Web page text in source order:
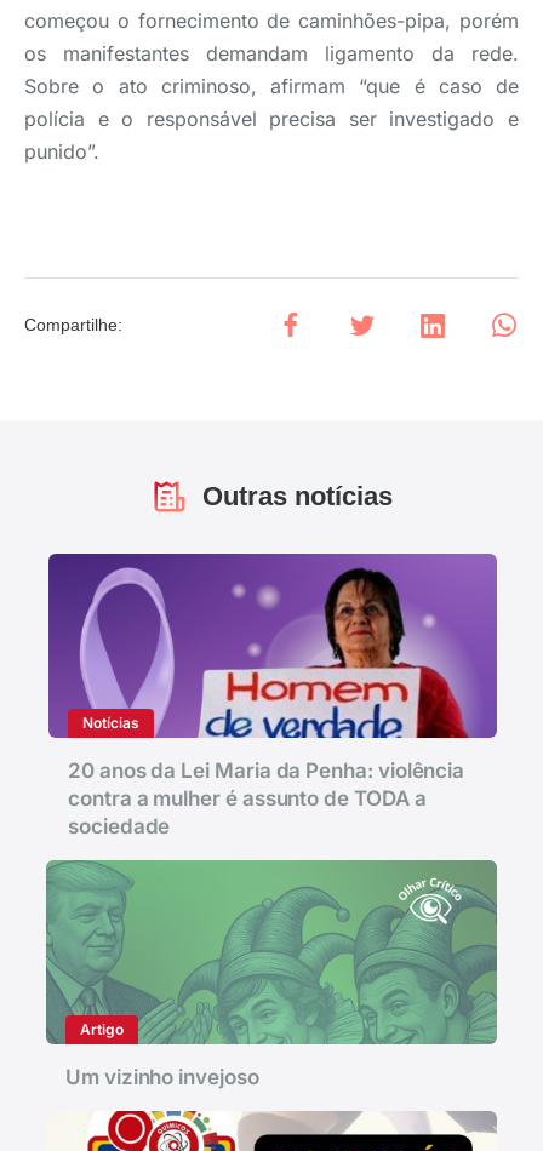
começou o fornecimento de caminhões-pipa, porém
os manifestantes demandam ligamento da rede.
Sobre o ato criminoso, afirmam “que é caso de
polícia e o responsável precisa ser investigado e
punido”.
Compartilhe:
Outras notícias
Notícias
20 anos da Lei Maria da Penha: violência
contra a mulher é assunto de TODA a
sociedade
Artigo
Um vizinho invejoso